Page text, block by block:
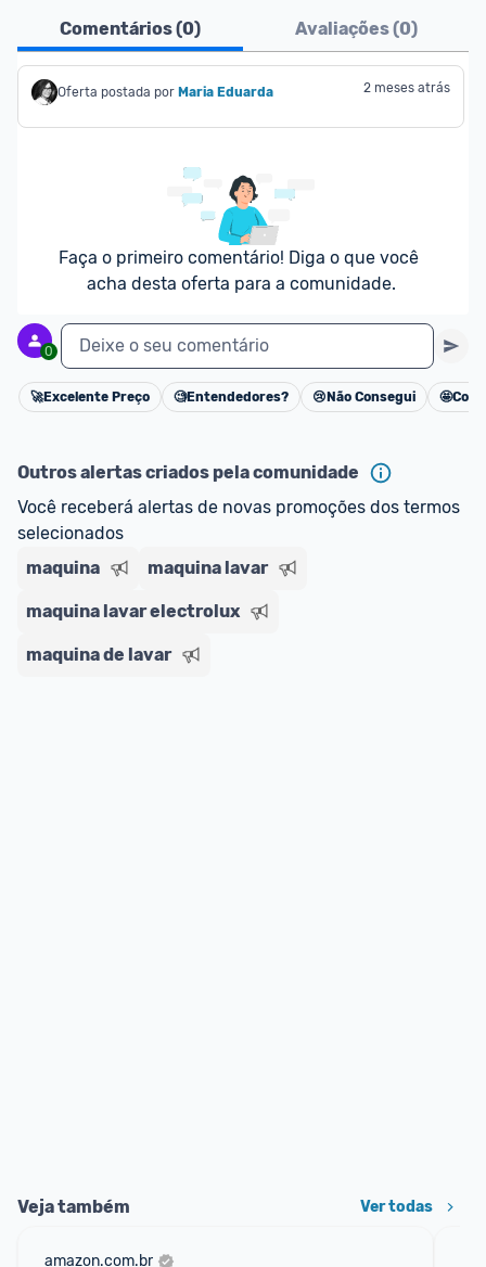
Comentários (0) Avaliações (0)
Oferta postada por Maria Eduarda 2 meses atrás
Faça o primeiro comentário! Diga o que você
acha desta oferta para a comunidade.
0 Deixe o seu comentário
Cancelar
🚀Excelente Preço 🧐Entendedores? 😢 Não Consegui 🤩
Outros alertas criados pela comunidade
Você receberá alertas de novas promoções dos termos
selecionados
maquina
maquina lavar
maquina lavar electrolux
maquina de lavar
Veja também Ver todas
amazon.com.br